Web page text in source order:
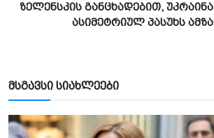
ზელენსკის განცხადებით,
ასიმეტრიულ პასუხს
მსგავსი სიახლეები